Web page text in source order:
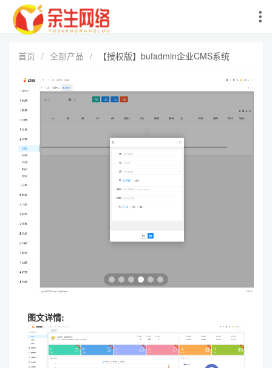
首页 / 全部产品 / 【授权版】bufadmin企业CMS系统
图文详情: